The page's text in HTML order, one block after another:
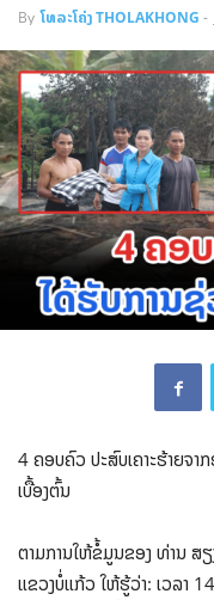
By ໂທລະໂຄ່ງ THOLAKHONG -
4 ຄອບຄົວ ປະສົບເຄາະຮ້າຍຈ
ເບື້ອງຕົ້ນ
ຕາມການໃຫ້ຂໍ້ມູນຂອງ ທ່ານ ສ
ແຂວງບໍ່ແກ້ວ ໃຫ້ຮູ້ວ່າ: ເວລາ